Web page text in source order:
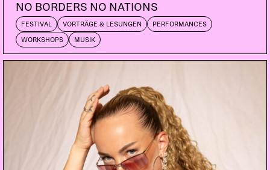
Live: Seismographic Sounds – Visionen einer
neuen Welt (Johannesburg, London, Mexiko City /
im Rössli
Live: Okzharp feat. Manthe Ribane (Hyperdub,
Minimalistische Elektronika, Texte in der lokalen
Sprache Tshwana und Bilder aus Johannesburg:
Das offerieren die drei Südafrikaner – der
Produzent Okzharp aka LV, die Sängerin und
Tänzerin Manthe Ribane und der Fotograf und
NO BORDERS NO NATIONS
FESTIVAL VORTRÄGE & LESUNGEN PERFORMANCES
WORKSHOPS MUSIK